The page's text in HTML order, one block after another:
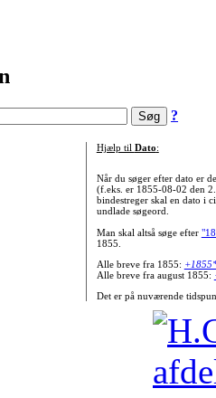
?
Hjælp til Dato:
Når du søger efter dato er
(f.eks. er 1855-08-02 den
bindestreger skal en dato i
undlade søgeord.
Man skal altså søge efter
1855.
Alle breve fra 1855:
Alle breve fra august 1855:
Det er på nuværende